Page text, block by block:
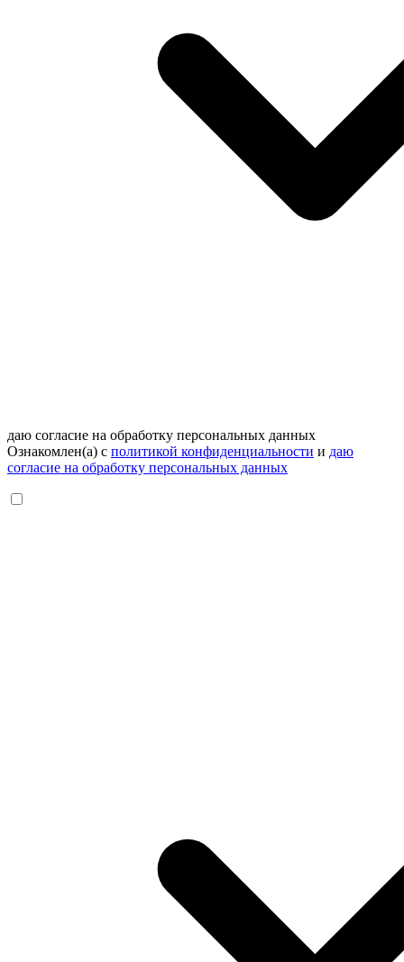
даю согласие на обработку персональных данных
Ознакомлен(а) с политикой конфиденциальности и даю
согласие на обработку персональных данных